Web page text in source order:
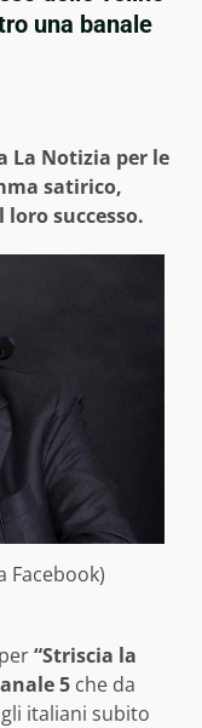
una banale
La Notizia per le
satirico,
successo.
Facebook)
“Striscia la
5 che da
italiani subito